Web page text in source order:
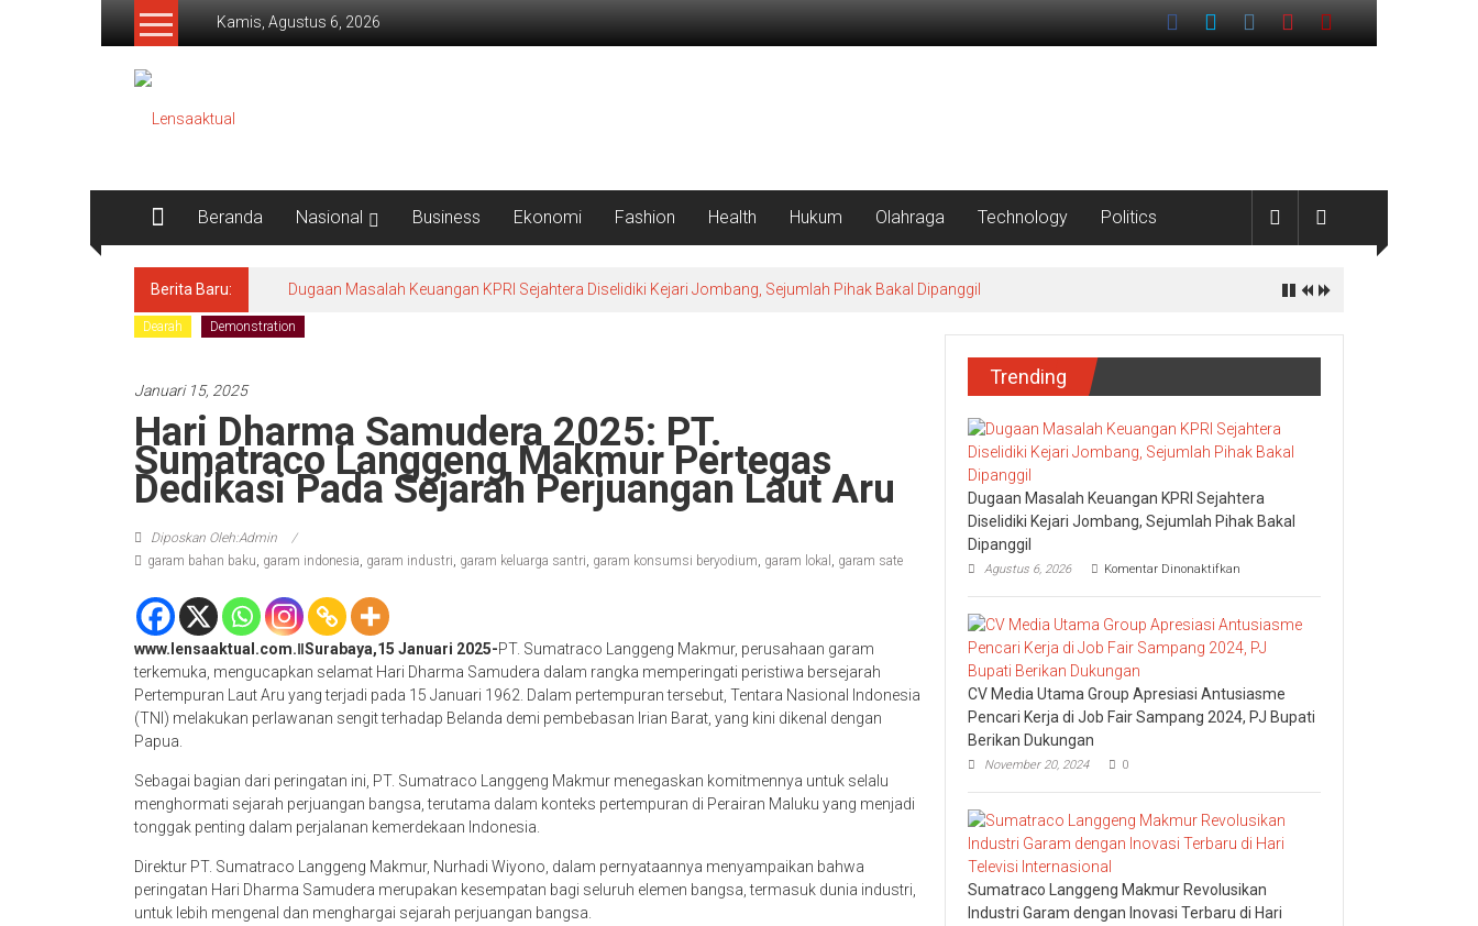
Lompat
Kamis, Agustus 6, 2026
Lensaaktual
Beranda Nasional Business Ekonomi Fashion Health Hukum Olahraga Technology Politics
Berita Baru: Dugaan Masalah Keuangan KPRI Sejahtera Diselidiki Kejari Jombang, Sejumlah Pihak Bakal Dipanggil
Dearah Demonstration
Januari 15, 2025
Hari Dharma Samudera 2025: PT.
Sumatraco Langgeng Makmur Pertegas
Dedikasi Pada Sejarah Perjuangan Laut Aru
Diposkan Oleh:Admin
garam bahan baku, garam indonesia, garam industri, garam keluarga santri, garam konsumsi beryodium, garam lokal , garam sate
www.lensaaktual.com.ǁSurabaya,15 Januari 2025-PT. Sumatraco Langgeng Makmur, perusahaan garam
terkemuka, mengucapkan selamat Hari Dharma Samudera dalam rangka memperingati peristiwa bersejarah
Pertempuran Laut Aru yang terjadi pada 15 Januari 1962. Dalam pertempuran tersebut, Tentara Nasional Indonesia
(TNI) melakukan perlawanan sengit terhadap Belanda demi pembebasan Irian Barat, yang kini dikenal dengan
Papua.
Sebagai bagian dari peringatan ini, PT. Sumatraco Langgeng Makmur menegaskan komitmennya untuk selalu
menghormati sejarah perjuangan bangsa, terutama dalam konteks pertempuran di Perairan Maluku yang menjadi
tonggak penting dalam perjalanan kemerdekaan Indonesia.
Direktur PT. Sumatraco Langgeng Makmur, Nurhadi Wiyono, dalam pernyataannya menyampaikan bahwa
peringatan Hari Dharma Samudera merupakan kesempatan bagi seluruh elemen bangsa, termasuk dunia industri,
untuk lebih mengenal dan menghargai sejarah perjuangan bangsa.
Trending
Dugaan Masalah Keuangan KPRI Sejahtera
Diselidiki Kejari Jombang, Sejumlah Pihak Bakal
Dipanggil
Agustus 6, 2026 Komentar Dinonaktifkan
Masalah
Keuangan
KPRI
Sejahtera
Kejari
Sejumlah
CV Media Utama Group Apresiasi Antusiasme
Pencari Kerja di Job Fair Sampang 2024, PJ Bupati
Berikan Dukungan
November 20, 2024 0
Sumatraco Langgeng Makmur Revolusikan
Industri Garam dengan Inovasi Terbaru di Hari